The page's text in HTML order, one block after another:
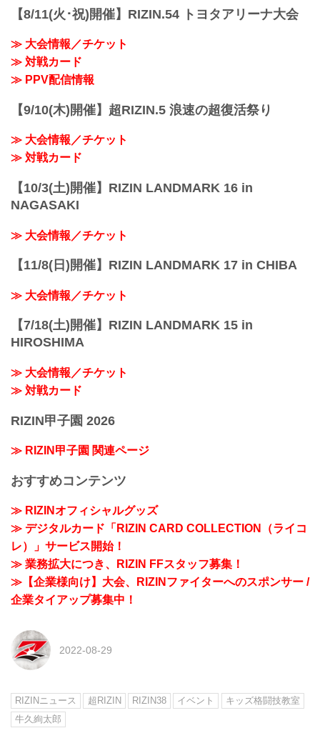
定）/ 12:00開始（予定）
※開場・開始時間は予定です。決定次第
予定時間が前後することがありますので
ご了承ください。
【8/11(火･祝)開催】RIZIN.54 トヨタアリーナ大会
≫ 大会情報／チケット
≫ 対戦カード
≫ PPV配信情報
【9/10(木)開催】超RIZIN.5 浪速の超復活祭り
≫ 大会情報／チケット
≫ 対戦カード
【10/3(土)開催】RIZIN LANDMARK 16 in
NAGASAKI
≫ 大会情報／チケット
【11/8(日)開催】RIZIN LANDMARK 17 in CHIBA
≫ 大会情報／チケット
【7/18(土)開催】RIZIN LANDMARK 15 in
HIROSHIMA
≫ 大会情報／チケット
≫ 対戦カード
RIZIN甲子園 2026
≫ RIZIN甲子園 関連ページ
おすすめコンテンツ
≫ RIZINオフィシャルグッズ
≫ デジタルカード「RIZIN CARD COLLECTION（ライコ
レ）」サービス開始！
≫ 業務拡大につき、RIZIN FFスタッフ募集！
≫【企業様向け】大会、RIZINファイターへのスポンサー /
企業タイアップ募集中！
2022-08-29
RIZINニュース 超RIZIN RIZIN38 イベント
キッズ格闘技教室
牛久絢太郎